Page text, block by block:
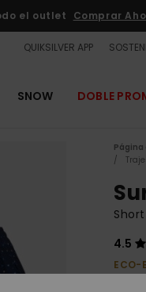
el outlet Comprar
QUIKSILVER APP
SNOW DOBLE
Página
4.5
ECO-